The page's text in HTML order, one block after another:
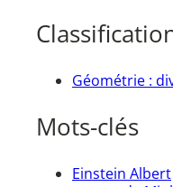
Géométrie :
Mots-clés
Einstein Albert